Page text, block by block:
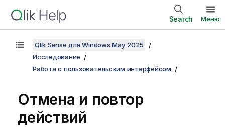
Search Меню
Qlik Sense для Windows May 2025
Исследование
Работа с пользовательским интерфейсом
Отмена и повтор
действий